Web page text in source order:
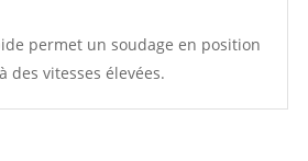
permet un soudage en position
des vitesses élevées.